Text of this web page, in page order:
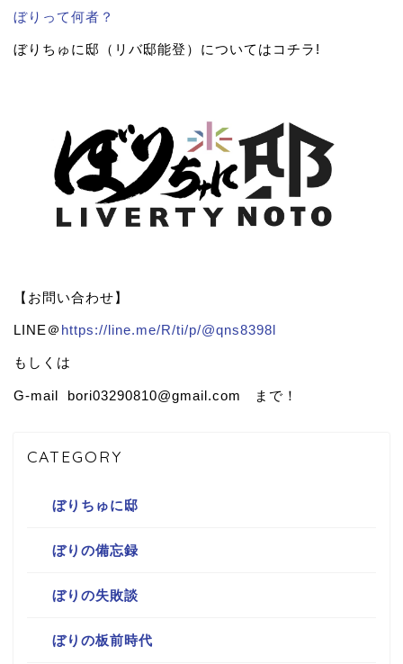
ぼりって何者？
ぼりちゅに邸（リバ邸能登）についてはコチラ!
【お問い合わせ】
LINE＠ https://line.me/R/ti/p/@qns8398l
もしくは
G-mail bori03290810@gmail.com まで！
CATEGORY
ぼりちゅに邸
ぼりの備忘録
ぼりの失敗談
ぼりの板前時代